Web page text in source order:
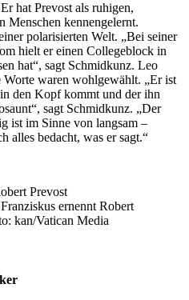
hat Prevost als ruhigen,
Menschen kennengelernt.
polarisierten Welt. „Bei seiner
hielt er einen Collegeblock in
hat“, sagt Schmidkunz. Leo
waren wohlgewählt. „Er ist
den Kopf kommt und der ihn
sagt Schmidkunz. „Der
ist im Sinne von langsam –
alles bedacht, was er sagt.“
ernennt Robert
kan/Vatican Media